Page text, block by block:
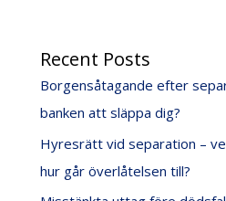
Recent Posts
Borgensåtagande efter
banken att släppa dig?
Hyresrätt vid separation –
hur går överlåtelsen till?